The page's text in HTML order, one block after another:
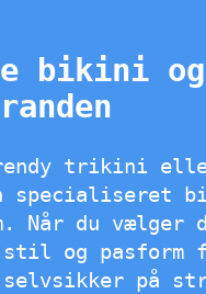
bikini
trikini
specialiseret
Når du
og
på